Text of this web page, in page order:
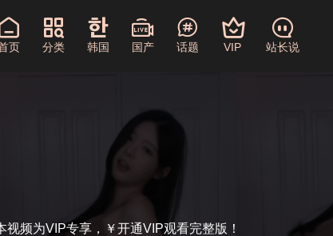
页 分类 韩国 国产 话题 VIP 站长说
视频为VIP专享，￥开通VIP观看完整版！